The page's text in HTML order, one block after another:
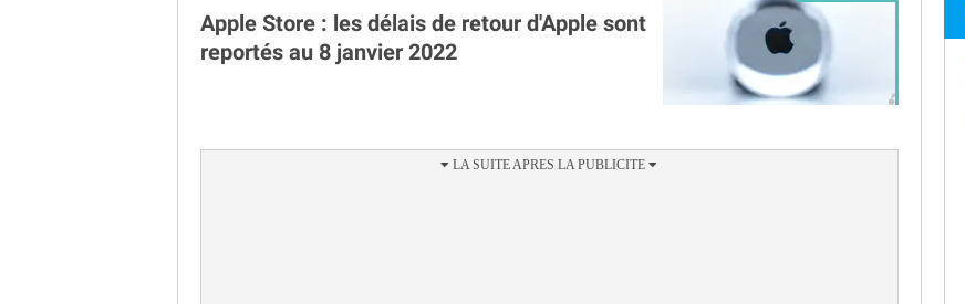
Apple Store : les délais de retour d'Apple sont
reportés au 8 janvier 2022